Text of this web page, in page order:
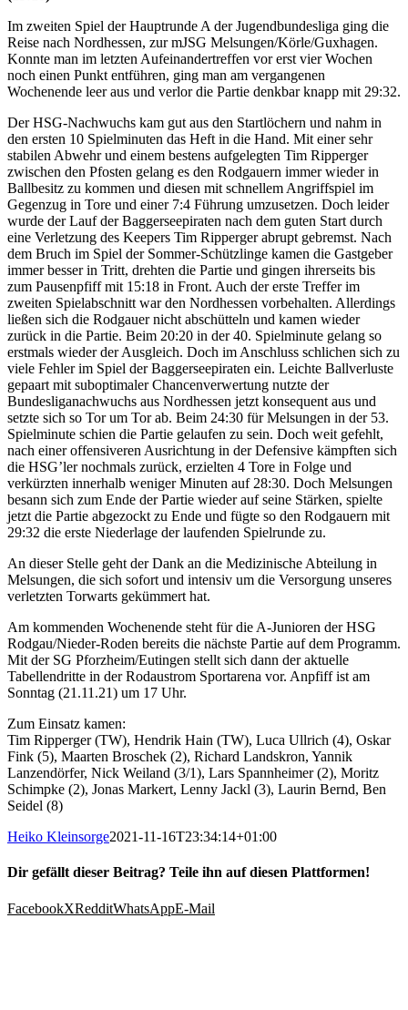
Im zweiten Spiel der Hauptrunde A der Jugendbundesliga ging die
Reise nach Nordhessen, zur mJSG Melsungen/Körle/Guxhagen.
Konnte man im letzten Aufeinandertreffen vor erst vier Wochen
noch einen Punkt entführen, ging man am vergangenen
Wochenende leer aus und verlor die Partie denkbar knapp mit 29:32.
Der HSG-Nachwuchs kam gut aus den Startlöchern und nahm in
den ersten 10 Spielminuten das Heft in die Hand. Mit einer sehr
stabilen Abwehr und einem bestens aufgelegten Tim Ripperger
zwischen den Pfosten gelang es den Rodgauern immer wieder in
Ballbesitz zu kommen und diesen mit schnellem Angriffspiel im
Gegenzug in Tore und einer 7:4 Führung umzusetzen. Doch leider
wurde der Lauf der Baggerseepiraten nach dem guten Start durch
eine Verletzung des Keepers Tim Ripperger abrupt gebremst. Nach
dem Bruch im Spiel der Sommer-Schützlinge kamen die Gastgeber
immer besser in Tritt, drehten die Partie und gingen ihrerseits bis
zum Pausenpfiff mit 15:18 in Front. Auch der erste Treffer im
zweiten Spielabschnitt war den Nordhessen vorbehalten. Allerdings
ließen sich die Rodgauer nicht abschütteln und kamen wieder
zurück in die Partie. Beim 20:20 in der 40. Spielminute gelang so
erstmals wieder der Ausgleich. Doch im Anschluss schlichen sich zu
viele Fehler im Spiel der Baggerseepiraten ein. Leichte Ballverluste
gepaart mit suboptimaler Chancenverwertung nutzte der
Bundesliganachwuchs aus Nordhessen jetzt konsequent aus und
setzte sich so Tor um Tor ab. Beim 24:30 für Melsungen in der 53.
Spielminute schien die Partie gelaufen zu sein. Doch weit gefehlt,
nach einer offensiveren Ausrichtung in der Defensive kämpften sich
die HSG’ler nochmals zurück, erzielten 4 Tore in Folge und
verkürzten innerhalb weniger Minuten auf 28:30. Doch Melsungen
besann sich zum Ende der Partie wieder auf seine Stärken, spielte
jetzt die Partie abgezockt zu Ende und fügte so den Rodgauern mit
29:32 die erste Niederlage der laufenden Spielrunde zu.
An dieser Stelle geht der Dank an die Medizinische Abteilung in
Melsungen, die sich sofort und intensiv um die Versorgung unseres
verletzten Torwarts gekümmert hat.
Am kommenden Wochenende steht für die A-Junioren der HSG
Rodgau/Nieder-Roden bereits die nächste Partie auf dem Programm.
Mit der SG Pforzheim/Eutingen stellt sich dann der aktuelle
Tabellendritte in der Rodaustrom Sportarena vor. Anpfiff ist am
Sonntag (21.11.21) um 17 Uhr.
Zum Einsatz kamen:
Tim Ripperger (TW), Hendrik Hain (TW), Luca Ullrich (4), Oskar
Fink (5), Maarten Broschek (2), Richard Landskron, Yannik
Lanzendörfer, Nick Weiland (3/1), Lars Spannheimer (2), Moritz
Schimpke (2), Jonas Markert, Lenny Jackl (3), Laurin Bernd, Ben
Seidel (8)
Heiko Kleinsorge2021-11-16T23:34:14+01:00
Dir gefällt dieser Beitrag? Teile ihn auf diesen Plattformen!
FacebookXRedditWhatsAppE-Mail